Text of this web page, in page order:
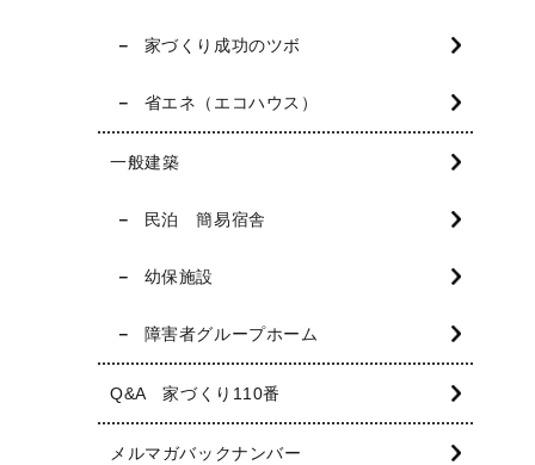
家づくり成功のツボ
省エネ（エコハウス）
一般建築
民泊 簡易宿舎
幼保施設
障害者グループホーム
Q&A 家づくり110番
メルマガバックナンバー